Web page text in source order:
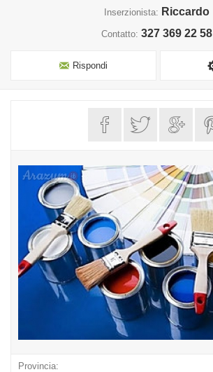
Inserzionista: Riccardo
Contatto: 327 369 22 58
Rispondi
Provincia: